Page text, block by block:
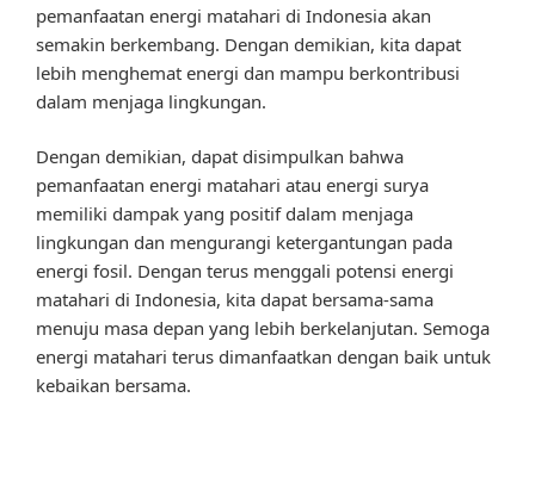
pemanfaatan energi matahari di Indonesia akan
semakin berkembang. Dengan demikian, kita dapat
lebih menghemat energi dan mampu berkontribusi
dalam menjaga lingkungan.
Dengan demikian, dapat disimpulkan bahwa
pemanfaatan energi matahari atau energi surya
memiliki dampak yang positif dalam menjaga
lingkungan dan mengurangi ketergantungan pada
energi fosil. Dengan terus menggali potensi energi
matahari di Indonesia, kita dapat bersama-sama
menuju masa depan yang lebih berkelanjutan. Semoga
energi matahari terus dimanfaatkan dengan baik untuk
kebaikan bersama.